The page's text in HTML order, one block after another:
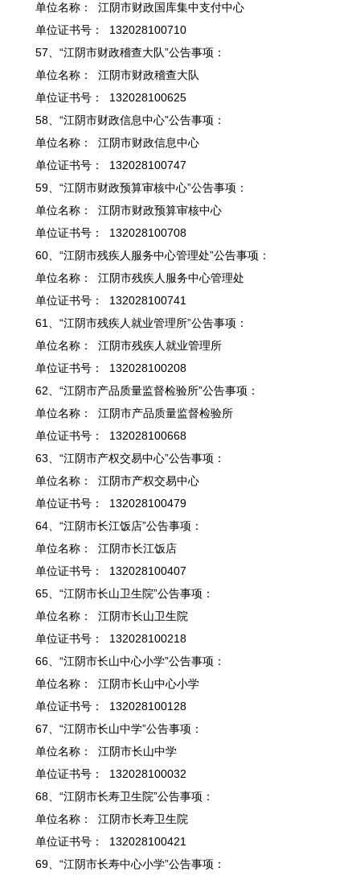
单位名称： 江阴市财政国库集中支付中心
单位证书号： 132028100710
57、“江阴市财政稽查大队”公告事项：
单位名称： 江阴市财政稽查大队
单位证书号： 132028100625
58、“江阴市财政信息中心”公告事项：
单位名称： 江阴市财政信息中心
单位证书号： 132028100747
59、“江阴市财政预算审核中心”公告事项：
单位名称： 江阴市财政预算审核中心
单位证书号： 132028100708
60、“江阴市残疾人服务中心管理处”公告事项：
单位名称： 江阴市残疾人服务中心管理处
单位证书号： 132028100741
61、“江阴市残疾人就业管理所”公告事项：
单位名称： 江阴市残疾人就业管理所
单位证书号： 132028100208
62、“江阴市产品质量监督检验所”公告事项：
单位名称： 江阴市产品质量监督检验所
单位证书号： 132028100668
63、“江阴市产权交易中心”公告事项：
单位名称： 江阴市产权交易中心
单位证书号： 132028100479
64、“江阴市长江饭店”公告事项：
单位名称： 江阴市长江饭店
单位证书号： 132028100407
65、“江阴市长山卫生院”公告事项：
单位名称： 江阴市长山卫生院
单位证书号： 132028100218
66、“江阴市长山中心小学”公告事项：
单位名称： 江阴市长山中心小学
单位证书号： 132028100128
67、“江阴市长山中学”公告事项：
单位名称： 江阴市长山中学
单位证书号： 132028100032
68、“江阴市长寿卫生院”公告事项：
单位名称： 江阴市长寿卫生院
单位证书号： 132028100421
69、“江阴市长寿中心小学”公告事项：